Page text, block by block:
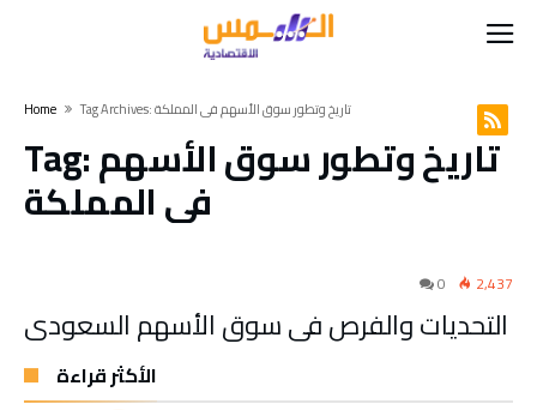
Home Tag Archives: تاريخ وتطور سوق الأسهم في المملكة
Tag:تاريخ وتطور سوق الأسهم
في المملكة
0 2,437
التحديات والفرص في سوق الأسهم السعودي
الأكثر قراءة